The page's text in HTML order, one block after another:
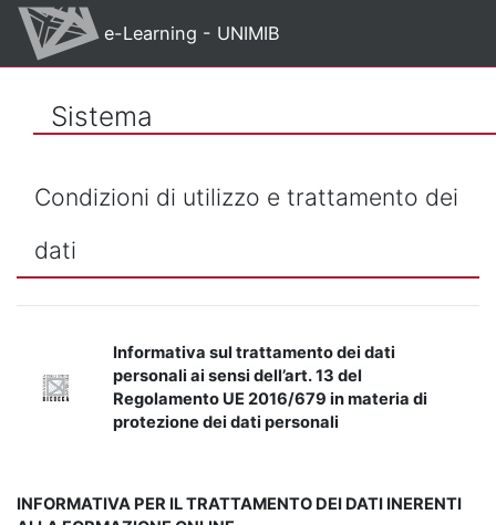
Vai al contenuto principale
e-Learning - UNIMIB
Sistema
Condizioni di utilizzo e trattamento dei
dati
Informativa sul trattamento dei dati
personali ai sensi dell’art. 13 del
Regolamento UE 2016/679 in materia di
protezione dei dati personali
INFORMATIVA PER IL TRATTAMENTO DEI DATI INERENTI